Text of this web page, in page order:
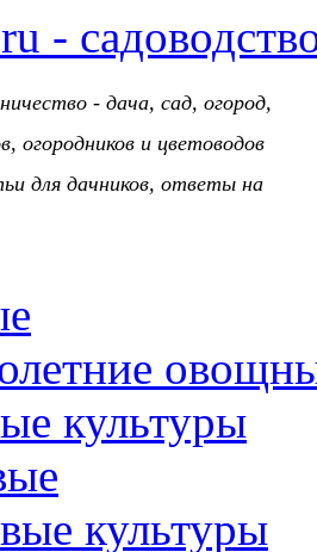
-
- дача, сад, огород,
огородников и цветоводов
для дачников, ответы на
культуры
культуры